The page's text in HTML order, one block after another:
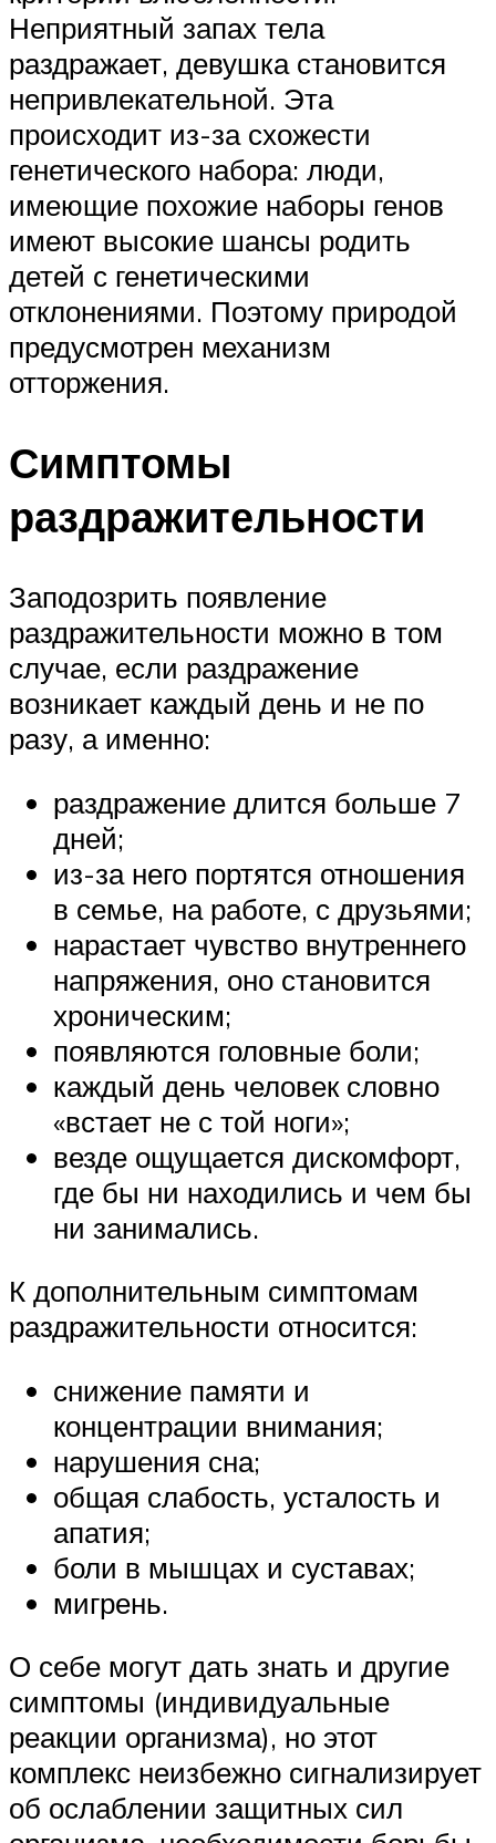
Неприятный запах тела
раздражает, девушка становится
непривлекательной. Эта
происходит из-за схожести
генетического набора: люди,
имеющие похожие наборы генов
имеют высокие шансы родить
детей с генетическими
отклонениями. Поэтому природой
предусмотрен механизм
отторжения.
Симптомы
раздражительности
Заподозрить появление
раздражительности можно в том
случае, если раздражение
возникает каждый день и не по
разу, а именно:
раздражение длится больше 7
дней;
из-за него портятся отношения
в семье, на работе, с друзьями;
нарастает чувство внутреннего
напряжения, оно становится
хроническим;
появляются головные боли;
каждый день человек словно
«встает не с той ноги»;
везде ощущается дискомфорт,
где бы ни находились и чем бы
ни занимались.
К дополнительным симптомам
раздражительности относится:
снижение памяти и
концентрации внимания;
нарушения сна;
общая слабость, усталость и
апатия;
боли в мышцах и суставах;
мигрень.
О себе могут дать знать и другие
симптомы (индивидуальные
реакции организма), но этот
комплекс неизбежно сигнализирует
об ослаблении защитных сил